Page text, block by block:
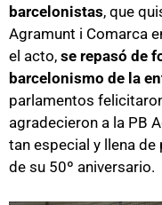
barcelonistas, que
Agramunt i Comarca
el acto, se repasó de
barcelonismo de la
parlamentos
agradecieron a la PB
tan especial y llena
de su 50º aniversario.